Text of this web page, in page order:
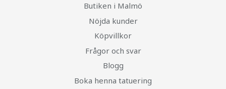
Butiken i Malmö
Nöjda kunder
Köpvillkor
Frågor och svar
Blogg
Boka henna tatuering